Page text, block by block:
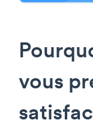
vous